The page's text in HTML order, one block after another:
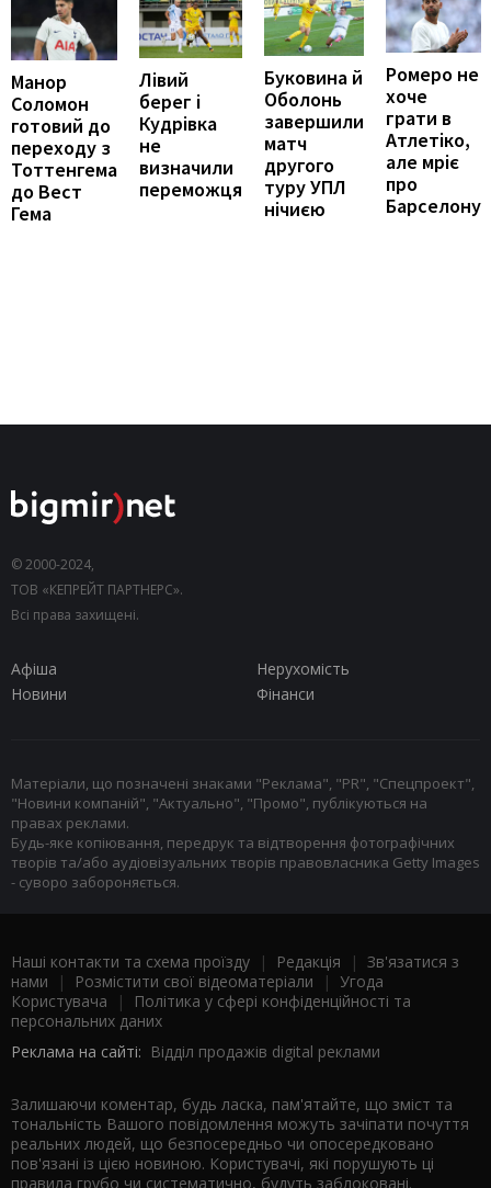
Манор
Соломон
готовий до
переходу з
Тоттенгема
до Вест
Гема
Лівий
берег і
Кудрівка
не
визначили
переможця
Буковина й
Оболонь
завершили
матч
другого
туру УПЛ
нічиєю
Ромеро не
хоче
грати в
Атлетіко,
але мріє
про
Барселону
© 2000-2024,
ТОВ «КЕПРЕЙТ ПАРТНЕРС».
Всі права захищені.
Афіша
Нерухомість
Новини
Фінанси
Матеріали, що позначені знаками "Реклама", "PR", "Спецпроект",
"Новини компаній", "Актуально", "Промо", публікуються на
правах реклами.
Будь-яке копіювання, передрук та відтворення фотографічних
творів та/або аудіовізуальних творів правовласника Getty Images
- суворо забороняється.
Наші контакти та схема проїзду | Редакція | Зв'язатися з
нами | Розмістити свої відеоматеріали | Угода
Користувача |
Політика у сфері конфіденційності та
персональних даних
Реклама на сайті: Відділ продажів digital реклами
Залишаючи коментар, будь ласка, пам'ятайте, що зміст та
тональність Вашого повідомлення можуть зачіпати почуття
реальних людей, що безпосередньо чи опосередковано
пов'язані із цією новиною. Користувачі, які порушують ці
правила грубо чи систематично, будуть заблоковані.